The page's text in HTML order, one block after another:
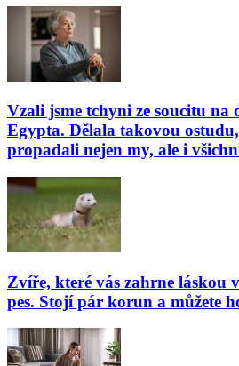
Vzali jsme tchyni ze soucitu na
Egypta. Dělala takovou ostudu,
propadali nejen my, ale i
Zvíře, které vás zahrne láskou
pes. Stojí pár korun a můžete